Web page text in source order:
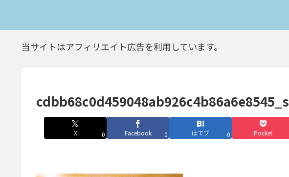
当サイトはアフィリエイト広告を利用しています。
cdbb68c0d459048ab926c4b86a6e8545_s
X 0 Facebook 0 はてブ 0 Pocket